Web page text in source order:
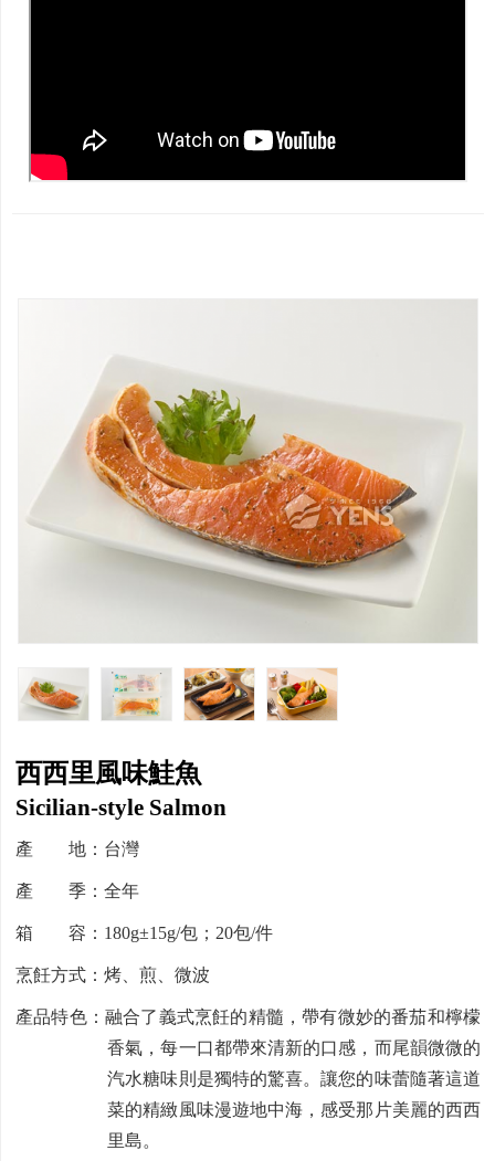
西西里風味鮭魚
Sicilian-style Salmon
產 地：台灣
產 季：全年
箱 容：180g±15g/包；20包/件
烹飪方式：烤、煎、微波
產品特色：融合了義式烹飪的精髓，帶有微妙的番茄和檸檬
香氣，每一口都帶來清新的口感，而尾韻微微的
汽水糖味則是獨特的驚喜。讓您的味蕾隨著這道
菜的精緻風味漫遊地中海，感受那片美麗的西西
里島。